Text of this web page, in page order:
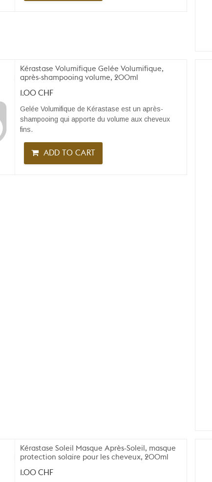
Kérastase Volumifique Gelée Volumifique,
après-shampooing volume, 200ml
1.00 CHF
Gelée Volumifique de Kérastase est un après-
shampooing qui apporte du volume aux cheveux
fins.
ADD TO CART
Kérastase Soleil Masque Après-Soleil, masque
protection solaire pour les cheveux, 200ml
1.00 CHF